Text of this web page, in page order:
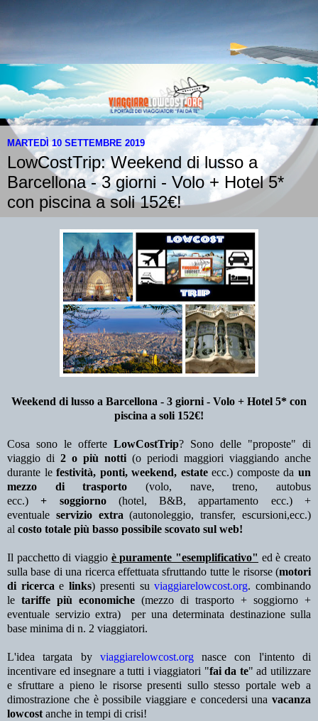
MARTEDÌ 10 SETTEMBRE 2019
LowCostTrip: Weekend di lusso a
Barcellona - 3 giorni - Volo + Hotel 5*
con piscina a soli 152€!
Weekend di lusso a Barcellona - 3 giorni - Volo + Hotel 5* con
piscina a soli 152€!
Cosa sono le offerte LowCostTrip? Sono delle "proposte" di
viaggio di 2 o più notti (o periodi maggiori viaggiando anche
durante lefestività, ponti, weekend, estateecc.) composte da un
mezzo di trasporto (volo, nave, treno, autobus
ecc.)+ soggiorno(hotel, B&B, appartamento ecc.) +
eventuale servizio extra (autonoleggio, transfer, escursioni,ecc.)
al costo totale più basso possibile scovato sul web!
Il pacchetto di viaggio è puramente "esemplificativo" ed è creato
sulla base di una ricerca effettuata sfruttando tutte le risorse (motori
di ricercaelinks) presenti suviaggiarelowcost.org. combinando
le tariffe più economiche (mezzo di trasporto + soggiorno +
eventuale servizio extra)
per una determinata destinazione sulla
base minima di n. 2 viaggiatori.
L'idea targata by viaggiarelowcost.orgnasce con l'intento di
incentivare ed insegnare a tutti i viaggiatori "fai da te" ad utilizzare
e sfruttare a pieno le risorse presenti sullo stesso portale web a
dimostrazione che è possibile viaggiare e concedersi una vacanza
lowcost anche in tempi di crisi!